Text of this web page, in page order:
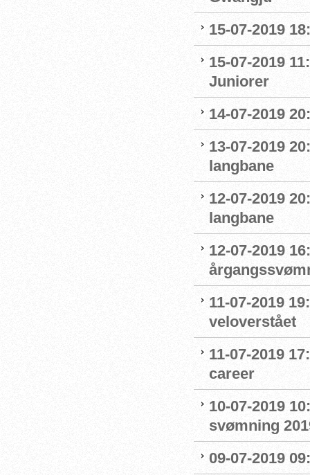
15-07-2019
15-07-2019
Juniorer
14-07-2019
13-07-2019
langbane
12-07-2019
langbane
12-07-2019
11-07-2019
veloverstået
11-07-2019
career
10-07-2019
svømning
09-07-2019